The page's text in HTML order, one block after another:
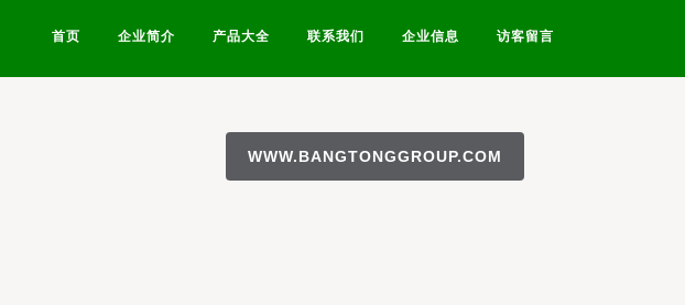
首页 企业简介 产品大全 联系我们 企业信息 访客留言
WWW.BANGTONGGROUP.COM